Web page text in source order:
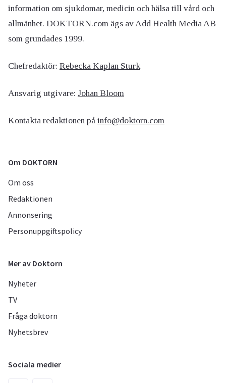
information om sjukdomar, medicin och hälsa till vård och
allmänhet. DOKTORN.com ägs av Add Health Media AB
som grundades 1999.
Chefredaktör: Rebecka Kaplan Sturk
Ansvarig utgivare: Johan Bloom
Kontakta redaktionen på info@doktorn.com
Om DOKTORN
Om oss
Redaktionen
Annonsering
Personuppgiftspolicy
Mer av Doktorn
Nyheter
TV
Fråga doktorn
Nyhetsbrev
Sociala medier